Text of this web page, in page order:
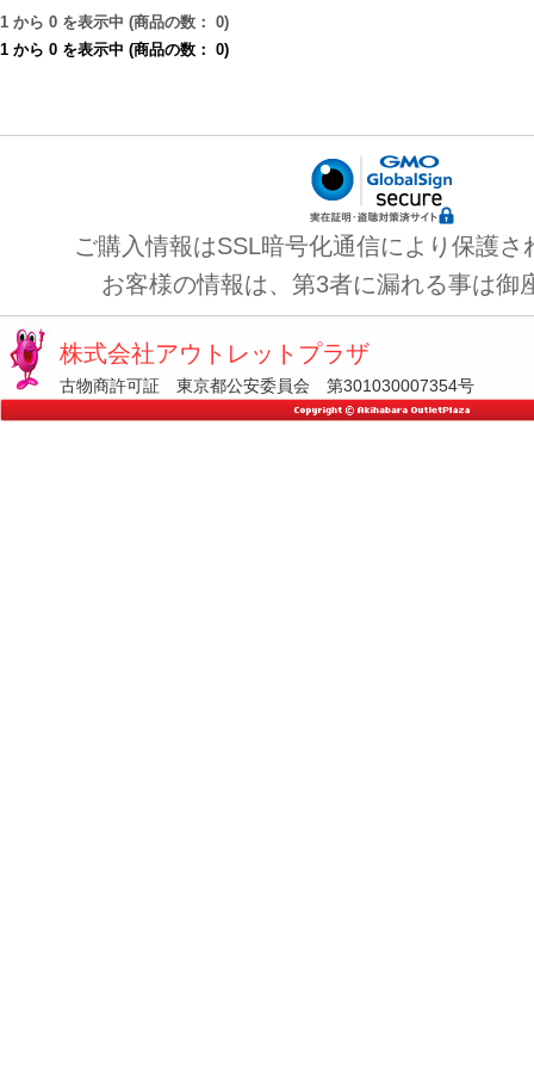
1 から 0 を表示中 (商品の数： 0)
1 から 0 を表示中 (商品の数： 0)
ご購入情報はSSL暗号化通信により保護さ
お客様の情報は、第3者に漏れる事は御
株式会社アウトレットプラザ
古物商許可証 東京都公安委員会 第301030007354号